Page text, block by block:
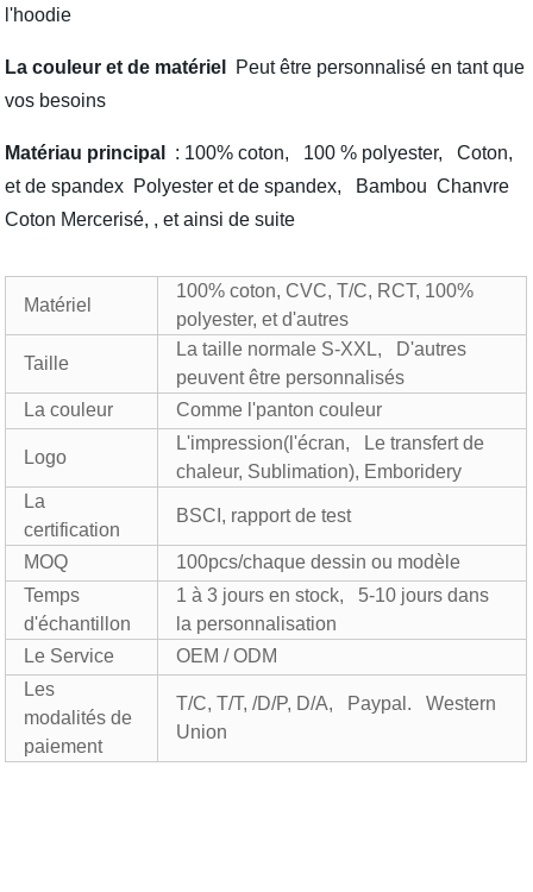
l'hoodie
La couleur et de matériel
Peut être personnalisé en tant que
vos besoins
Matériau principal : 100% coton, 100 % polyester, Coton,
et de spandex Polyester et de spandex, Bambou Chanvre
Coton Mercerisé, , et ainsi de suite
Matériel
100% coton, CVC, T/C, RCT, 100%
polyester, et d'autres
Taille
La taille normale S-XXL, D'autres
peuvent être personnalisés
La couleur
Comme l'panton couleur
Logo
L'impression(l'écran, Le transfert de
chaleur, Sublimation), Emboridery
La
certification
BSCI, rapport de test
MOQ
100pcs/chaque dessin ou modèle
Temps
d'échantillon
1 à 3 jours en stock, 5-10 jours dans
la personnalisation
Le Service
OEM / ODM
Les
modalités de
paiement
T/C, T/T, /D/P, D/A, Paypal. Western
Union